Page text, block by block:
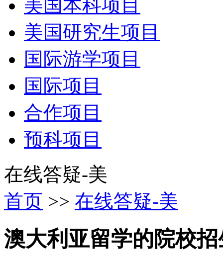
美国本科项目
美国研究生项目
国际游学项目
国际项目
合作项目
预科项目
在线答疑-美
首页 >> 在线答疑-美
澳大利亚留学的院校